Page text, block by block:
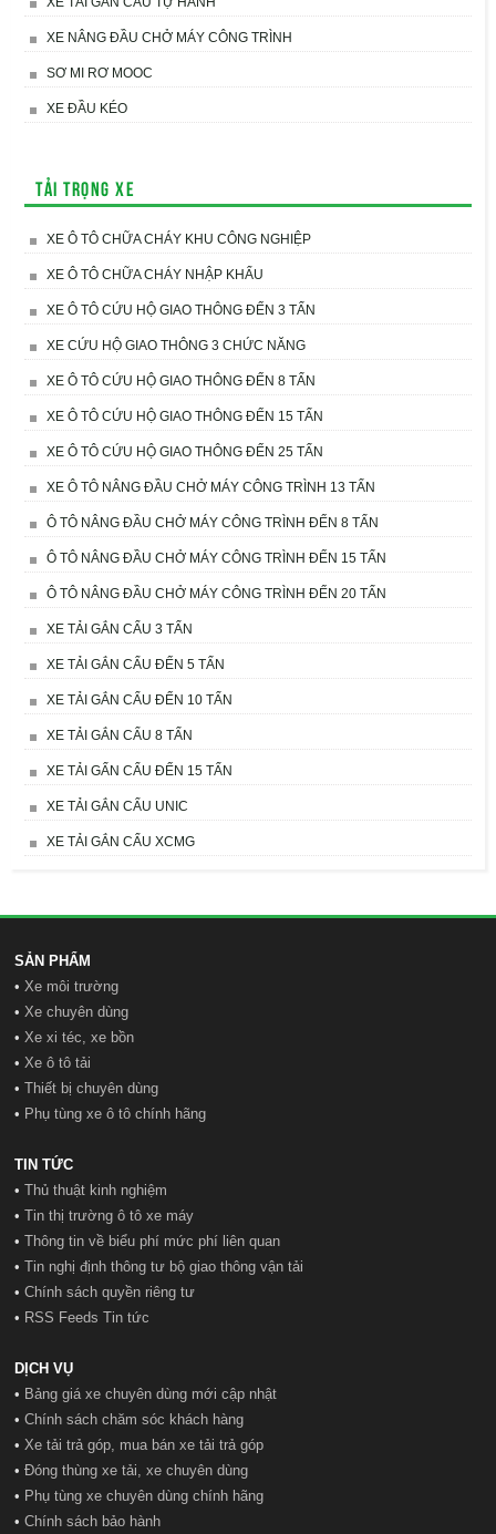
XE NÂNG ĐẦU CHỞ MÁY CÔNG TRÌNH
SƠ MI RƠ MOOC
XE ĐẦU KÉO
Tải trọng xe
XE Ô TÔ CHỮA CHÁY KHU CÔNG NGHIỆP
XE Ô TÔ CHỮA CHÁY NHẬP KHẨU
XE Ô TÔ CỨU HỘ GIAO THÔNG ĐẾN 3 TẤN
XE CỨU HỘ GIAO THÔNG 3 CHỨC NĂNG
XE Ô TÔ CỨU HỘ GIAO THÔNG ĐẾN 8 TẤN
XE Ô TÔ CỨU HỘ GIAO THÔNG ĐẾN 15 TẤN
XE Ô TÔ CỨU HỘ GIAO THÔNG ĐẾN 25 TẤN
XE Ô TÔ NÂNG ĐẦU CHỞ MÁY CÔNG TRÌNH 13 TẤN
Ô TÔ NÂNG ĐẦU CHỞ MÁY CÔNG TRÌNH ĐẾN 8 TẤN
Ô TÔ NÂNG ĐẦU CHỞ MÁY CÔNG TRÌNH ĐẾN 15 TẤN
Ô TÔ NÂNG ĐẦU CHỞ MÁY CÔNG TRÌNH ĐẾN 20 TẤN
XE TẢI GẮN CẨU 3 TẤN
XE TẢI GẮN CẨU ĐẾN 5 TẤN
XE TẢI GẮN CẨU ĐẾN 10 TẤN
XE TẢI GẮN CẨU 8 TẤN
XE TẢI GẤN CẨU ĐẾN 15 TẤN
XE TẢI GẮN CẨU UNIC
XE TẢI GẮN CẨU XCMG
SẢN PHẨM
•Xe môi trường
•Xe chuyên dùng
•Xe xi téc, xe bồn
•Xe ô tô tải
•Thiết bị chuyên dùng
• Phụ tùng xe ô tô chính hãng
TIN TỨC
•Thủ thuật kinh nghiệm
•Tin thị trường ô tô xe máy
•Thông tin về biểu phí mức phí liên quan
•Tin nghị định thông tư bộ giao thông vận tải
•Chính sách quyền riêng tư
• RSS Feeds Tin tức
DỊCH VỤ
• Bảng giá xe chuyên dùng mới cập nhật
•Chính sách chăm sóc khách hàng
•Xe tải trả góp, mua bán xe tải trả góp
•Đóng thùng xe tải, xe chuyên dùng
• Phụ tùng xe chuyên dùng chính hãng
•Chính sách bảo hành